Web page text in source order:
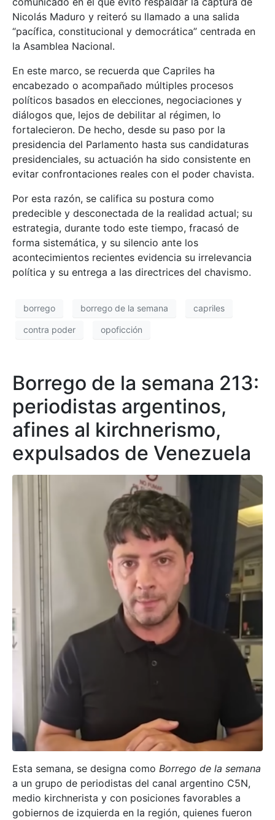
Nicolás Maduro y reiteró su llamado a una salida
“pacífica, constitucional y democrática” centrada en
la Asamblea Nacional.
En este marco, se recuerda que Capriles ha
encabezado o acompañado múltiples procesos
políticos basados en elecciones, negociaciones y
diálogos que, lejos de debilitar al régimen, lo
fortalecieron. De hecho, desde su paso por la
presidencia del Parlamento hasta sus candidaturas
presidenciales, su actuación ha sido consistente en
evitar confrontaciones reales con el poder chavista.
Por esta razón, se califica su postura como
predecible y desconectada de la realidad actual; su
estrategia, durante todo este tiempo, fracasó de
forma sistemática, y su silencio ante los
acontecimientos recientes evidencia su irrelevancia
política y su entrega a las directrices del chavismo.
borrego borrego de la semana capriles
contra poder opoficción
Borrego de la semana 213:
periodistas argentinos,
afines al kirchnerismo,
expulsados de Venezuela
Esta semana, se designa como Borrego de la semana
a un grupo de periodistas del canal argentino C5N,
medio kirchnerista y con posiciones favorables a
gobiernos de izquierda en la región, quienes fueron